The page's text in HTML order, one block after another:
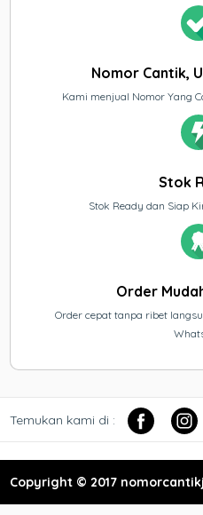
Nomor Cantik,
Kami menjual Nomor Yang
Stok
Stok Ready dan Siap
Order
Order cepat tanpa ribet
Temukan kami di :
Copyright © 2017